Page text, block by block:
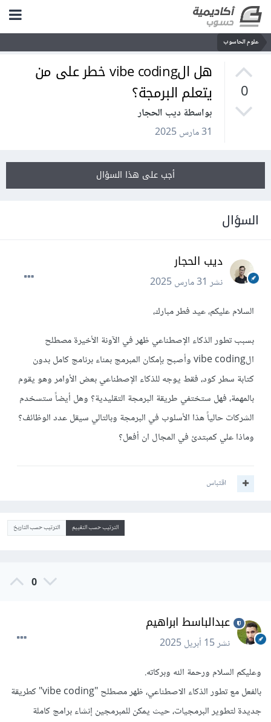
علوم الحاسوب
0
هل الvibe coding خطر على من
يتعلم البرمجة؟
بواسطة ديب الحجار
31 مارس 2025
أجب على هذا السؤال
السؤال
ديب الحجار
نشر31 مارس 2025
السلام عليكم، عيد فطر مبارك،
بسبب تطور الذكاء الإصطناعي ظهر في الآونة الأخيرة مصطلح
الvibe coding وأصبح بإمكان المبرمج بمناء برنامج كامل بدون
كتابة سطر كود، فقط يوجه للذكاء الإصطناعي بعض الأوامر وهو يقوم
بالمهمة، فهل ستختفي طريقة البرمجة التقليدية؟ وهل أيضاً ستسخدم
الشركات حالياً هذا الأسلوب في البرمجة وبالتالي سيقل عدد الوظائف؟
وماذا علي كمبتدئ في المجال ان أفعل؟
اقتباس
الترتيب حسب التقييم الترتيب حسب التاريخ
0
عبدالباسط ابراهيم
نشر15 أبريل 2025
وعليكم السلام ورحمة الله وبركاته.
بالفعل مع تطور الذكاء الاصطناعي، ظهر مصطلح "vibe coding" كطريقة
جديدة لتطوير البرمجيات، حيث يمكن للمبرمجين إنشاء برامج كاملة